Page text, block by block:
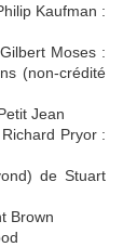
Kaufman :
Moses :
(non-crédité
Jean
Pryor :
de Stuart
Brown